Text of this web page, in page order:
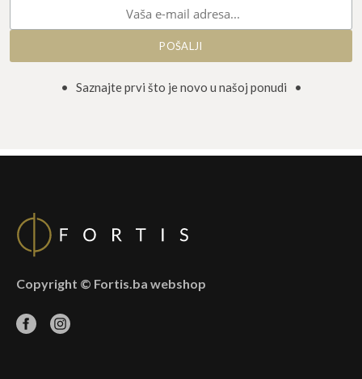
• Saznajte prvi što je novo u našoj ponudi •
Copyright © Fortis.ba webshop